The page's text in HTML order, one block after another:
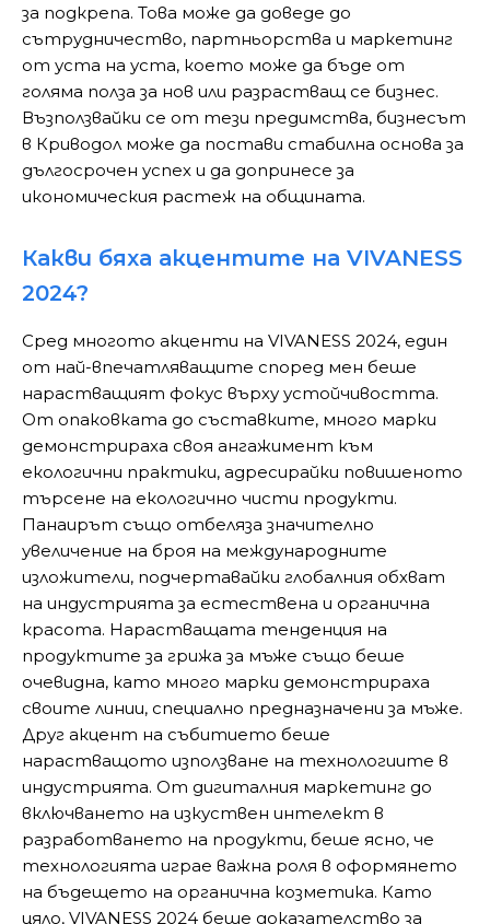
за подкрепа. Това може да доведе до
сътрудничество, партньорства и маркетинг
от уста на уста, което може да бъде от
голяма полза за нов или разрастващ се бизнес.
Възползвайки се от тези предимства, бизнесът
в Криводол може да постави стабилна основа за
дългосрочен успех и да допринесе за
икономическия растеж на общината.
Какви бяха акцентите на VIVANESS
2024?
Сред многото акценти на VIVANESS 2024, един
от най-впечатляващите според мен беше
нарастващият фокус върху устойчивостта.
От опаковката до съставките, много марки
демонстрираха своя ангажимент към
екологични практики, адресирайки повишеното
търсене на екологично чисти продукти.
Панаирът също отбеляза значително
увеличение на броя на международните
изложители, подчертавайки глобалния обхват
на индустрията за естествена и органична
красота. Нарастващата тенденция на
продуктите за грижа за мъже също беше
очевидна, като много марки демонстрираха
своите линии, специално предназначени за мъже.
Друг акцент на събитието беше
нарастващото използване на технологиите в
индустрията. От дигиталния маркетинг до
включването на изкуствен интелект в
разработването на продукти, беше ясно, че
технологията играе важна роля в оформянето
на бъдещето на органична козметика. Като
цяло, VIVANESS 2024 беше доказателство за